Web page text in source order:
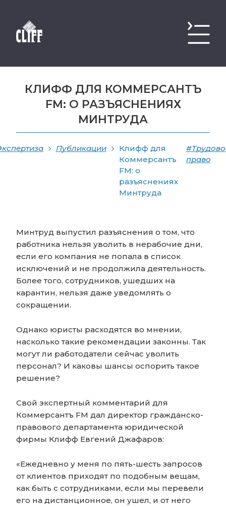
КЛИФФ ДЛЯ КОММЕРСАНТЪ
FM: О РАЗЪЯСНЕНИЯХ
МИНТРУДА
Публикации
Клифф для
Коммерсантъ
FM: о
разъяснениях
Минтруда
право
Минтруд выпустил разъяснения о том, что
работника нельзя уволить в нерабочие дни,
если его компания не попала в список
исключений и не продолжила деятельность.
Более того, сотрудников, ушедших на
карантин, нельзя даже уведомлять о
сокращении.
Однако юристы расходятся во мнении,
насколько такие рекомендации законны. Так
могут ли работодатели сейчас уволить
персонал? И каковы шансы оспорить такое
решение?
Свой экспертный комментарий для
Коммерсантъ FM дал директор гражданско-
правового департамента юридической
фирмы Клифф Евгений Джафаров:
«Ежедневно у меня по пять-шесть запросов
от клиентов приходят по подобным вещам,
как быть с сотрудниками, если мы перевели
его на дистанционное, он ушел, и от него